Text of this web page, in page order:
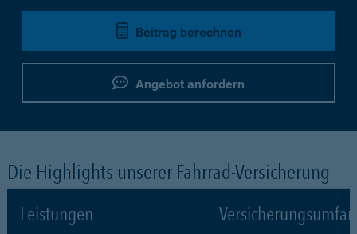
Beitrag berechnen
Angebot anfordern
Die Highlights unserer Fahrrad-Versicherung
Leistungen